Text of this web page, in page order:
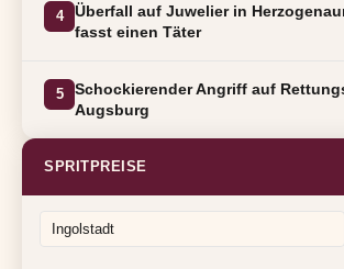
4
Überfall auf Juwelier in
fasst einen Täter
5
Schockierender Angriff auf
Augsburg
SPRITPREISE